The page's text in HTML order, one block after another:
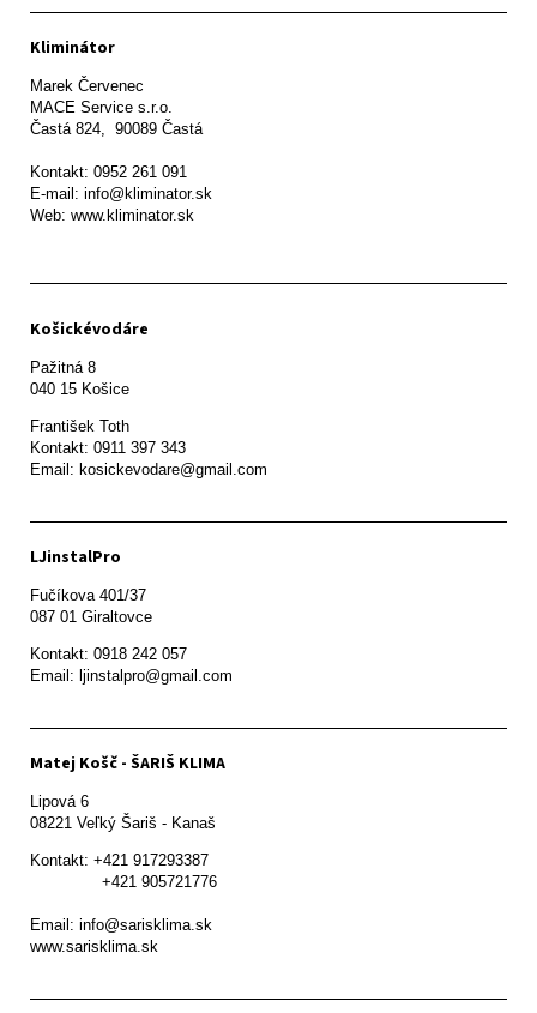
Kliminátor
Marek Červenec
MACE Service s.r.o.
Častá 824,  90089 Častá
Kontakt: 0952 261 091
E-mail: info@kliminator.sk
Web: www.kliminator.sk
Košickévodáre
Pažitná 8
František Toth
Kontakt: 0911 397 343
Email: kosickevodare@gmail.com
LJinstalPro
Fučíkova 401/37
087 01 Giraltovce
Kontakt: 0918 242 057
Email: ljinstalpro@gmail.com
Matej Košč - ŠARIŠ KLIMA
Lipová 6
08221 Veľký Šariš - Kanaš
Kontakt: +421 917293387
Email: info@sarisklima.sk
www.sarisklima.sk